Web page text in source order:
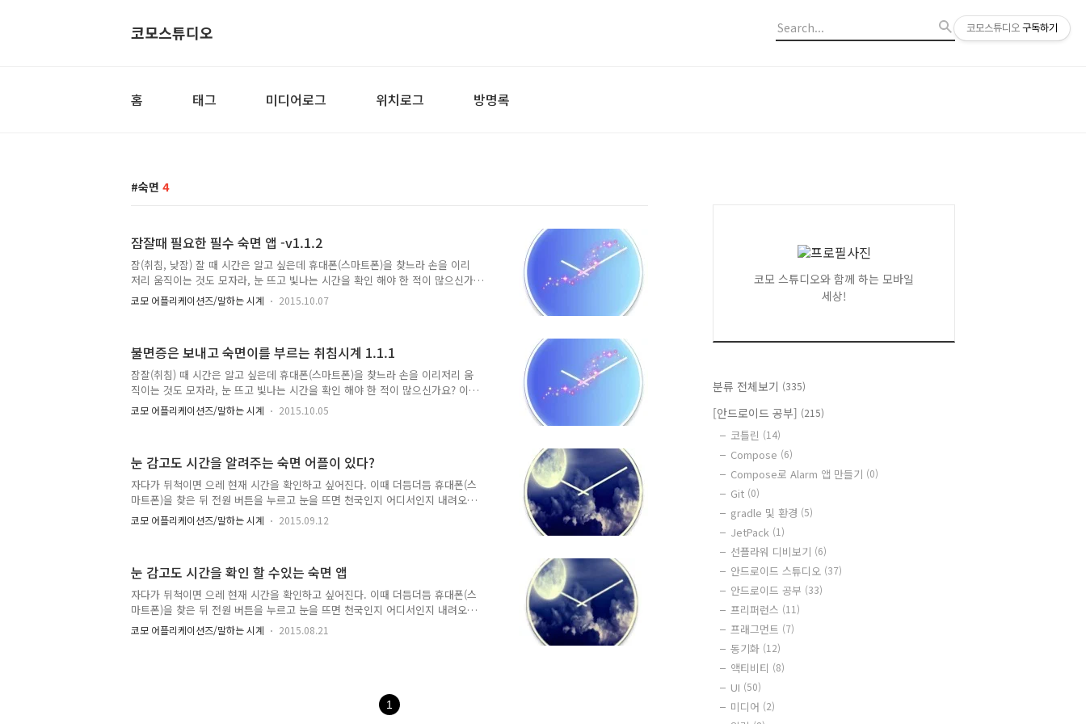
코모스튜디오
홈 태그 미디어로그 위치로그 방명록
숙면 4
잠잘때 필요한 필수 숙면 앱 -v1.1.2
잠(취침, 낮잠) 잘 때 시간은 알고 싶은데 휴대폰(스마트폰)을 찾느라 손을 이리
저리 움직이는 것도 모자라, 눈 뜨고 빛나는 시간을 확인 해야 한 적이 많으신가
요? 이렇게 시간을 확인 했다면 이미 잠은 깨버린거죠. '잠이 오지 않을 때 잠깐
만 시간 확인 하면 잘 잘것 같은데....' 자다가 잠깐 깨어났는데 시간만 확인 하
무시던 잠 그대로 반 수면 상태에서 확인 하고 깊은 수면 상태로 다시 보내드립
니다. 또한, 불면증으로 시달리는데... 시간을 확인하면 눈 부신 상태에서 또 다
시 잠이 드는데 오래 걸리시는 분들께도 조용히 시간만 확인 시켜..
코모 어플리케이션즈/말하는 시계 2015.10.07
불면증은 보내고 숙면이를 부르는 취침시계 1.1.1
잠잘(취침) 때 시간은 알고 싶은데 휴대폰(스마트폰)을 찾느라 손을 이리저리 움
직이는 것도 모자라, 눈 뜨고 빛나는 시간을 확인 해야 한 적이 많으신가요? 이
렇게 시간을 확인 했다면 이미 잠은 깨버린거죠. '잠이 오지 않을 때 잠깐만 시
간 확인 하면 잘 잘것 같은데....' 자다가 잠깐 깨어났는데 시간만 확인 하고 싶은
잠 그대로 반 수면 상태에서 확인 하고 깊은 수면 상태로 다시 보내드립니다. 또
한, 불면증으로 시달리는데... 시간을 확인하면 눈 부신 상태에서 또 다시 잠이
드는데 오래 걸리시는 분들께도 조용히 시간만 확인 시켜드리고 수..
코모 어플리케이션즈/말하는 시계 2015.10.05
눈 감고도 시간을 알려주는 숙면 어플이 있다?
자다가 뒤척이면 으레 현재 시간을 확인하고 싶어진다. 이때 더듬더듬 휴대폰(스
마트폰)을 찾은 뒤 전원 버튼을 누르고 눈을 뜨면 천국인지 어디서인지 내려오는
눈 부신 빛이 나를 맞이하고, 멍한 상태에서 시간을 확인하고 나면 잠이 확 깨버
린 날들이 많으실 겁니다. 현재시간을 말해줘(몇시?) 그래서 코모가 특별히 제작
체크박스에 체크만 해두면 언제나 손 안 대고 시간을 알 수 있습니다. 보통 카메
라 근처에 근접센서가 있는데요, 이 부분을 공중에서 스치듯이 지나가면 시간을
말해 줍니다. 또는 폰을 뒤집어도 말을 해줍니다. 또 한가지 재미있고 실용적인
코모 어플리케이션즈/말하는 시계 2015.09.12
눈 감고도 시간을 확인 할 수있는 숙면 앱
자다가 뒤척이면 으레 현재 시간을 확인하고 싶어진다. 이때 더듬더듬 휴대폰(스
마트폰)을 찾은 뒤 전원 버튼을 누르고 눈을 뜨면 천국인지 어디서인지 내려오는
눈 부신 빛이 나를 맞이하고, 멍한 상태에서 시간을 확인하고 나면 잠이 확 깨버
린 날들이 많으실 겁니다. 현재시간을 말해줘(몇시?) 그래서 코모가 특별히 제작
근접센서가 있는데요, 이 부분을 공중에서 스치듯이 지나가면 시간을 말해 줍니
다. 또는 폰을 뒤집어도 말을 해줍니다. 또 한가지 재미있고 실용적인 부분입니
코모 어플리케이션즈/말하는 시계 2015.08.21
1
코모 스튜디오와 함께 하는 모바일
세상!
분류 전체보기 (335)
[안드로이드 공부] (215)
코틀린 (14)
Compose (6)
Compose로 Alarm 앱 만들기 (0)
Git (0)
gradle 및 환경 (5)
JetPack (1)
선플라워 디비보기 (6)
안드로이드 스튜디오 (37)
안드로이드 공부 (33)
프리퍼런스 (11)
프래그먼트 (7)
동기화 (12)
액티비티 (8)
UI (50)
미디어 (2)
코모스튜디오 구독하기